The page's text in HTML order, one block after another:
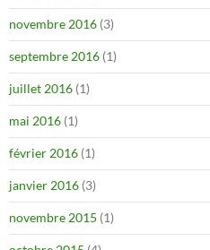
novembre 2016 (3)
septembre 2016 (1)
juillet 2016 (1)
mai 2016 (1)
février 2016 (1)
janvier 2016 (3)
novembre 2015 (1)